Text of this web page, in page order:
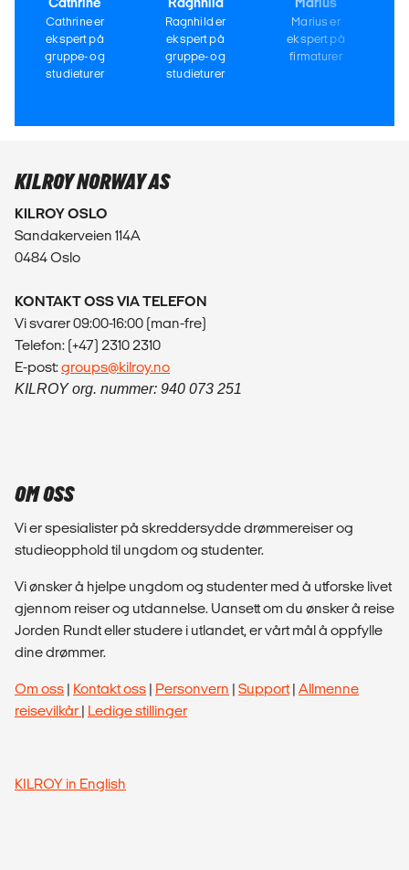
Cathrine
Cathrine er
ekspert på
gruppe- og
studieturer
Ragnhild
Ragnhild er
ekspert på
gruppe- og
studieturer
Marius
Marius er
ekspert på
firmaturer
KILROY NORWAY AS
KILROY OSLO
Sandakerveien 114A
0484 Oslo
KONTAKT OSS VIA TELEFON
Vi svarer 09:00-16:00 (man-fre)
Telefon: (+47) 2310 2310
E-post:groups@kilroy.no
KILROY org. nummer: 940 073 251
OM OSS
Vi er spesialister på skreddersydde drømmereiser og
studieopphold til ungdom og studenter.
Vi ønsker å hjelpe ungdom og studenter med å utforske livet
gjennom reiser og utdannelse. Uansett om du ønsker å reise
Jorden Rundt eller studere i utlandet, er vårt mål å oppfylle
dine drømmer.
Om oss | Kontakt oss | Personvern | Support| Allmenne
reisevilkår | Ledige stillinger
KILROY in English